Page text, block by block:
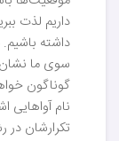
داریم لذت
داشته
سوی ما نشان
گوناگون
نام آواهایی
تکرارشان در